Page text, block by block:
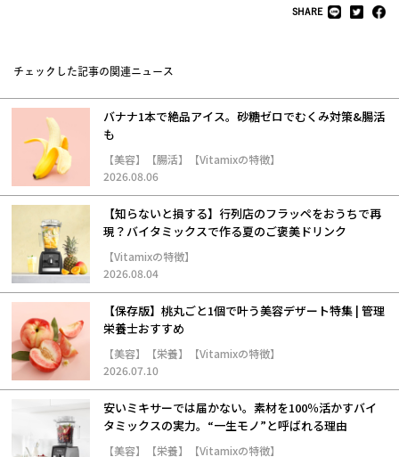
SHARE
チェックした記事の関連ニュース
バナナ1本で絶品アイス。砂糖ゼロでむくみ対策&腸活
も
【美容】【腸活】【Vitamixの特徴】
2026.08.06
【知らないと損する】行列店のフラッペをおうちで再
現？バイタミックスで作る夏のご褒美ドリンク
【Vitamixの特徴】
2026.08.04
【保存版】桃丸ごと1個で叶う美容デザート特集 | 管理
栄養士おすすめ
【美容】【栄養】【Vitamixの特徴】
2026.07.10
安いミキサーでは届かない。素材を100％活かすバイ
タミックスの実力。“一生モノ”と呼ばれる理由
【美容】【栄養】【Vitamixの特徴】